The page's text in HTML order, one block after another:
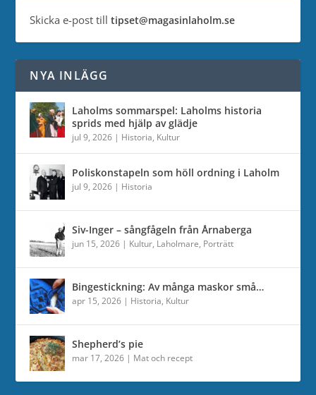
Skicka e-post tilltipset@magasinlaholm.se
NYA INLÄGG
Laholms sommarspel: Laholms historia
sprids med hjälp av glädje
jul 9, 2026 | Historia, Kultur
Poliskonstapeln som höll ordning i Laholm
jul 9, 2026 | Historia
Siv-Inger – sångfågeln från Årnaberga
jun 15, 2026 | Kultur, Laholmare, Porträtt
Bingestickning: Av många maskor små…
apr 15, 2026 | Historia, Kultur
Shepherd’s pie
mar 17, 2026 | Mat och recept